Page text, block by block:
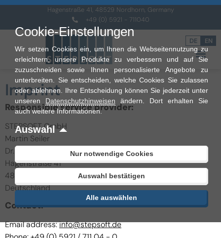
Hagenstraße 41, 48529 Nordhorn, Germany
+49 (0) 5921 - 711040
DE EN
Imprint
Responsible service provider:
STEPSOFT GmbH
Martin Seiler
Dr. Christoph Husemann
Hagenstraße 41
48529 Nordhorn
Deutschland
Contact:
Email address:info@stepsoft.de
Cookie-Einstellungen
Wir setzen Cookies ein, um Ihnen die Webseitennutzung zu
erleichtern, unsere Produkte zu verbessern und auf Sie
zuzuschneiden sowie Ihnen personalisierte Angebote zu
unterbreiten. Sie entscheiden, welche Cookies Sie zulassen
oder ablehnen. Ihre Entscheidung können Sie jederzeit unter
unseren Datenschutzhinweisen ändern. Dort erhalten Sie
auch weitere Informationen.
Auswahl
Nur notwendige Cookies
Auswahl bestätigen
Alle auswählen